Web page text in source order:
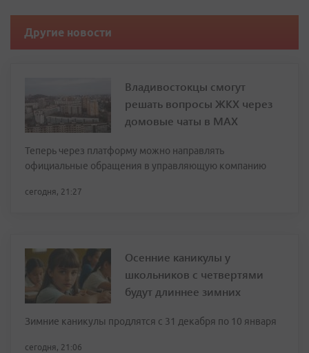
Другие новости
Владивостокцы смогут
решать вопросы ЖКХ через
домовые чаты в МАХ
Теперь через платформу можно направлять
официальные обращения в управляющую компанию
сегодня, 21:27
Осенние каникулы у
школьников с четвертями
будут длиннее зимних
Зимние каникулы продлятся с 31 декабря по 10 января
сегодня, 21:06